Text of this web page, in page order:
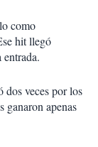
como
hit llegó
entrada.
veces por los
ganaron apenas